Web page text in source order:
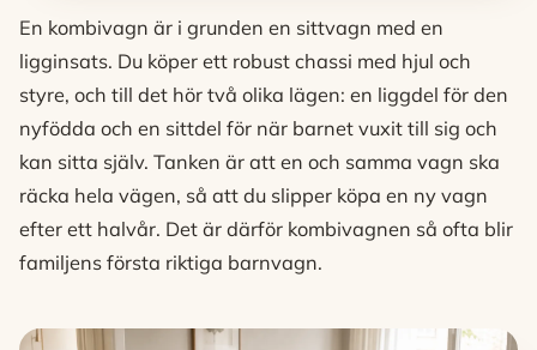
En kombivagn är i grunden en sittvagn med en
ligginsats. Du köper ett robust chassi med hjul och
styre, och till det hör två olika lägen: en liggdel för den
nyfödda och en sittdel för när barnet vuxit till sig och
kan sitta själv. Tanken är att en och samma vagn ska
räcka hela vägen, så att du slipper köpa en ny vagn
efter ett halvår. Det är därför kombivagnen så ofta blir
familjens första riktiga barnvagn.